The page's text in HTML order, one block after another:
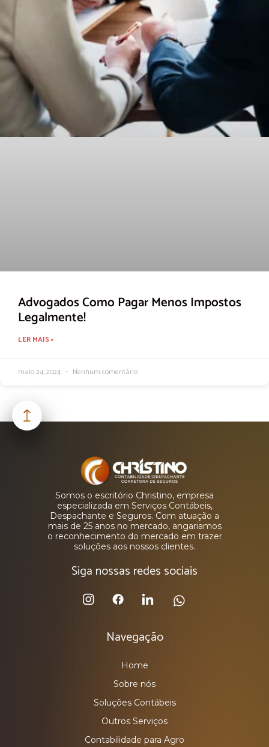
Advogados Como Pagar Menos Impostos
Legalmente!
LER MAIS »
maio 24, 2024 Nenhum comentário
Somos o escritório Christino, empresa
especializada em Serviços Contábeis,
Despachante e Seguros. Com atuação a
mais de 25 anos no mercado, angariamos
o reconhecimento do mercado em trazer
soluções aos nossos clientes.
Siga nossas redes sociais
Navegação
Home
Sobre nós
Soluções Contábeis
Outros Serviços
Contabilidade para Agro